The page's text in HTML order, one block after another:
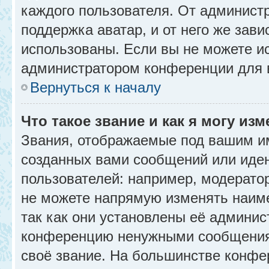
каждого пользователя. От
поддержка аватар, и от него же
использованы. Если вы не можете
администратором конференции для
Вернуться к началу
Что такое звание и как я могу
Звания, отображаемые под вашим
созданных вами сообщений или
пользователей: например,
не можете напрямую изменять
так как они установлены её
конференцию ненужными
своё звание. На большинстве